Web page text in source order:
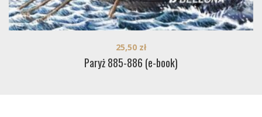
Paryż 885-886 (e-book)
25,50 zł